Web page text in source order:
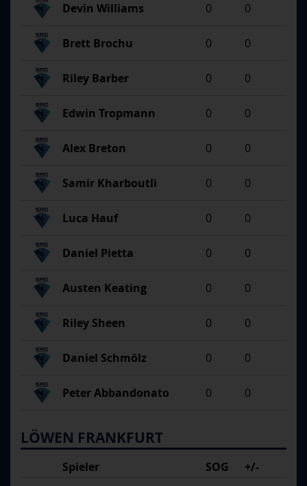
Devin Williams 0 0
Brett Brochu 0 0
Riley Barber 0 0
Edwin Tropmann 0 0
Alex Breton 0 0
Samir Kharboutli 0 0
Luca Hauf 0 0
Daniel Pietta 0 0
Austen Keating 0 0
Riley Sheen 0 0
Daniel Schmölz 0 0
Peter Abbandonato 0 0
LÖWEN FRANKFURT
Spieler SOG
+/-